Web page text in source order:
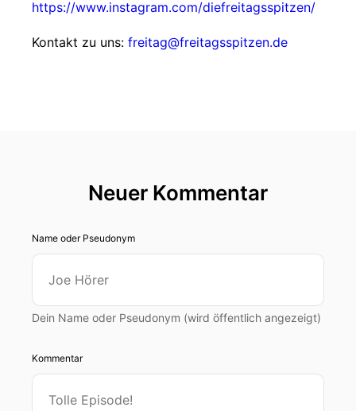
https://www.instagram.com/diefreitagsspitzen/
Kontakt zu uns: freitag@freitagsspitzen.de
Neuer Kommentar
Name oder Pseudonym
Dein Name oder Pseudonym (wird öffentlich angezeigt)
Kommentar